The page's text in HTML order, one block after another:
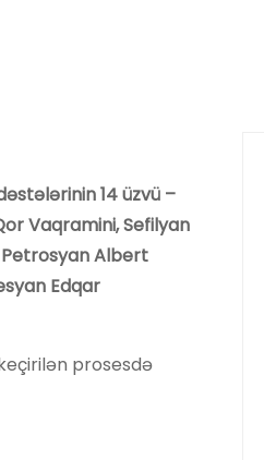
14 üzvü –
Vaqramini, Sefilyan
Petrosyan Albert
Edqar
prosesdə